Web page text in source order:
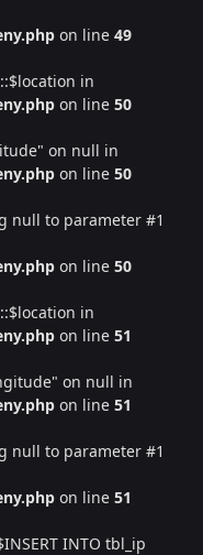
on line 49
in
on line 50
on null in
on line 50
null to parameter #1
on line 50
in
on line 51
on null in
on line 51
null to parameter #1
on line 51
INTO tbl_ip